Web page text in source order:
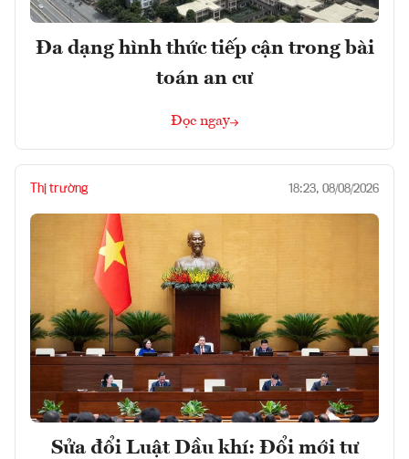
Đa dạng hình thức tiếp cận trong bài
toán an cư
Đọc ngay
Thị trường 18:23, 08/08/2026
Sửa đổi Luật Dầu khí: Đổi mới tư